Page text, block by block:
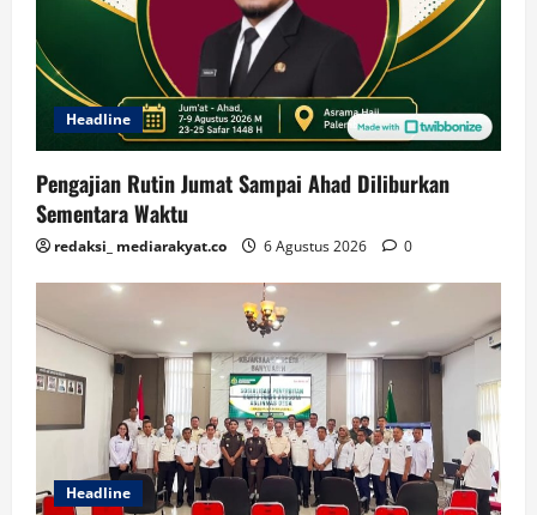
Headline
Pengajian Rutin Jumat Sampai Ahad Diliburkan
Sementara Waktu
redaksi_ mediarakyat.co 6 Agustus 2026 0
Headline